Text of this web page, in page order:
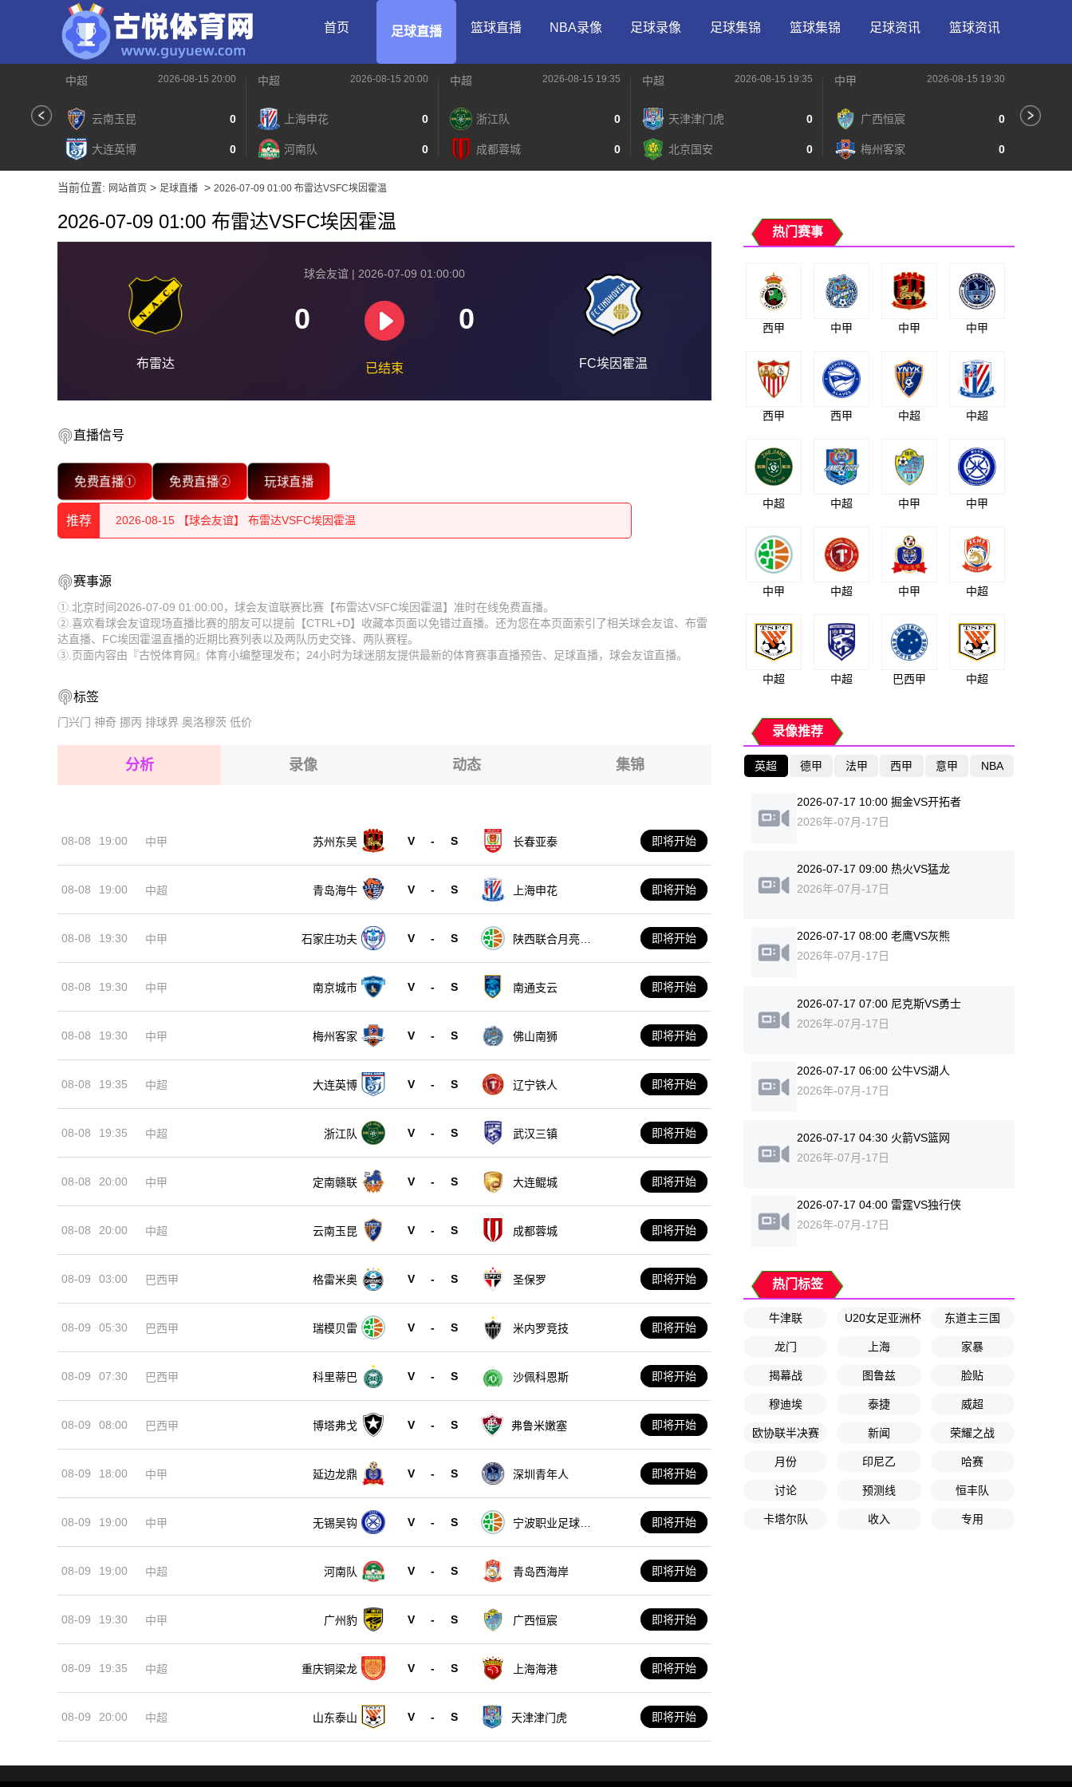
首页 足球直播 篮球直播 NBA录像 足球录像 足球集锦 篮球集锦 足球资讯 篮球资讯
中超 2026-08-15 20:00
云南玉昆 0
大连英博 0
中超 2026-08-15 20:00
上海申花 0
河南队 0
中超 2026-08-15 19:35
浙江队 0
成都蓉城 0
中超 2026-08-15 19:35
天津津门虎 0
北京国安 0
中甲 2026-08-15 19:30
广西恒宸 0
梅州客家 0
当前位置: 网站首页 > 足球直播 > 2026-07-09 01:00 布雷达VSFC埃因霍温
2026-07-09 01:00 布雷达VSFC埃因霍温
布雷达
球会友谊 | 2026-07-09 01:00:00
0 0
已结束 FC埃因霍温
直播信号
免费直播① 免费直播② 玩球直播
推荐
2026-08-15 【球会友谊】 布雷达VSFC埃因霍温
2026-08-15 【球会友谊】 布雷达VSFC埃因霍温
2026-08-15 【球会友谊】 布雷达VSFC埃因霍温
2026-08-15 【球会友谊】 布雷达VSFC埃因霍温
2026-08-15 【球会友谊】 布雷达VSFC埃因霍温
2026-08-14 【球会友谊】 布雷达VSFC埃因霍温
2026-08-15 【球会友谊】 布雷达VSFC埃因霍温
2026-08-15 【球会友谊】 布雷达VSFC埃因霍温
2026-08-15 【球会友谊】 布雷达VSFC埃因霍温
2026-08-15 【球会友谊】 布雷达VSFC埃因霍温
2026-08-14 【球会友谊】 布雷达VSFC埃因霍温
赛事源
①.北京时间2026-07-09 01:00:00，球会友谊联赛比赛【布雷达VSFC埃因霍温】准时在线免费直播。
②.喜欢看球会友谊现场直播比赛的朋友可以提前【CTRL+D】收藏本页面以免错过直播。还为您在本页面索引了相关球会友谊、布雷
达直播、FC埃因霍温直播的近期比赛列表以及两队历史交锋、两队赛程。
③.页面内容由『古悦体育网』体育小编整理发布；24小时为球迷朋友提供最新的体育赛事直播预告、足球直播，球会友谊直播。
标签
门兴门 神奇 挪丙 排球界 奥洛穆茨 低价
分析 录像 动态 集锦
08-08 19:00 中甲 苏州东吴 V - S 长春亚泰 即将开始
08-08 19:00 中超 青岛海牛 V - S 上海申花 即将开始
08-08 19:30 中甲 石家庄功夫 V - S
陕西联合月亮泊
即将开始
08-08 19:30 中甲 南京城市 V - S 南通支云 即将开始
08-08 19:30 中甲 梅州客家 V - S 佛山南狮 即将开始
08-08 19:35 中超 大连英博 V - S 辽宁铁人 即将开始
08-08 19:35 中超 浙江队 V - S 武汉三镇 即将开始
08-08 20:00 中甲 定南赣联 V - S 大连鲲城 即将开始
08-08 20:00 中超 云南玉昆 V - S 成都蓉城 即将开始
08-09 03:00 巴西甲 格雷米奥 V - S 圣保罗 即将开始
08-09 05:30 巴西甲 瑞模贝雷 V - S 米内罗竞技 即将开始
08-09 07:30 巴西甲 科里蒂巴 V - S 沙佩科恩斯 即将开始
08-09 08:00 巴西甲 博塔弗戈 V - S 弗鲁米嫩塞 即将开始
08-09 18:00 中甲 延边龙鼎 V - S 深圳青年人 即将开始
08-09 19:00 中甲 无锡吴钩 V - S
宁波职业足球俱
即将开始
08-09 19:00 中超 河南队 V - S 青岛西海岸 即将开始
08-09 19:30 中甲 广州豹 V - S 广西恒宸 即将开始
08-09 19:35 中超 重庆铜梁龙 V - S 上海海港 即将开始
08-09 20:00 中超 山东泰山 V - S 天津津门虎 即将开始
热门赛事
西甲 中甲 中甲 中甲
西甲 西甲 中超 中超
中超 中超 中甲 中甲
中甲 中超 中甲 中超
中超 中超 巴西甲 中超
录像推荐
英超 德甲 法甲 西甲 意甲 NBA
2026-07-17 10:00 掘金VS开拓者
2026年-07月-17日
2026-07-17 09:00 热火VS猛龙
2026年-07月-17日
2026-07-17 08:00 老鹰VS灰熊
2026年-07月-17日
2026-07-17 07:00 尼克斯VS勇士
2026年-07月-17日
2026-07-17 06:00 公牛VS湖人
2026年-07月-17日
2026-07-17 04:30 火箭VS篮网
2026年-07月-17日
2026-07-17 04:00 雷霆VS独行侠
2026年-07月-17日
热门标签
牛津联 U20女足亚洲杯小组赛第1轮
东道主三国
龙门 上海 家暴
揭幕战 图鲁兹 脸贴
穆迪埃 泰捷 威超
欧协联半决赛 新闻 荣耀之战
月份 印尼乙 哈赛
讨论 预测线 恒丰队
卡塔尔队 收入 专用